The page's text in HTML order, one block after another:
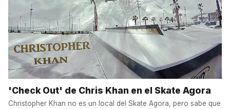
'Check Out' de Chris Khan en el Skate Agora
Christopher Khan no es un local del Skate Agora, pero sabe que